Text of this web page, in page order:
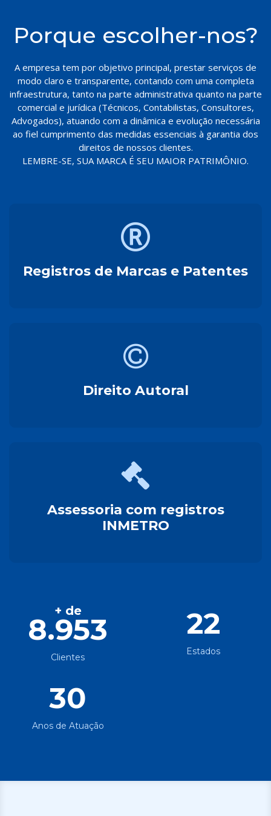
Porque escolher-nos?
A empresa tem por objetivo principal, prestar serviços de
modo claro e transparente, contando com uma completa
infraestrutura, tanto na parte administrativa quanto na parte
comercial e jurídica (Técnicos, Contabilistas, Consultores,
Advogados), atuando com a dinâmica e evolução necessária
ao fiel cumprimento das medidas essenciais à garantia dos
direitos de nossos clientes.
LEMBRE-SE, SUA MARCA É SEU MAIOR PATRIMÔNIO.
Registros de Marcas e Patentes
Direito Autoral
Assessoria com registros
INMETRO
+ de
8.953
Clientes
22
Estados
30
Anos de Atuação